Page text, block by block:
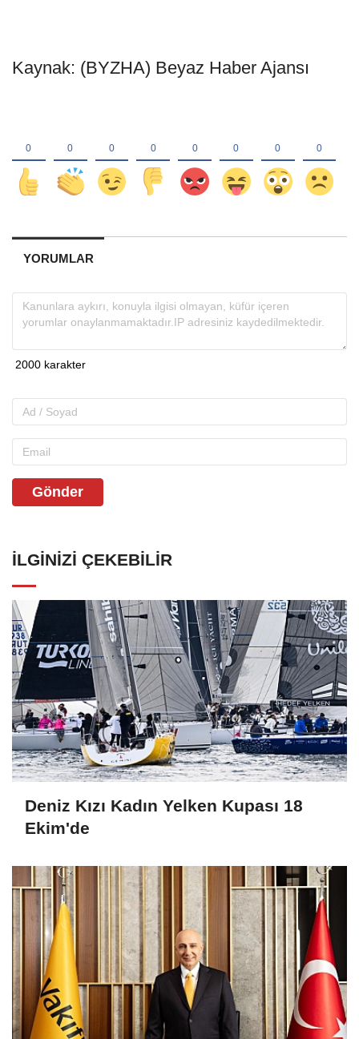
Kaynak: (BYZHA) Beyaz Haber Ajansı
YORUMLAR
Gönder
İLGINIZI ÇEKEBILIR
Deniz Kızı Kadın Yelken Kupası 18
Ekim'de